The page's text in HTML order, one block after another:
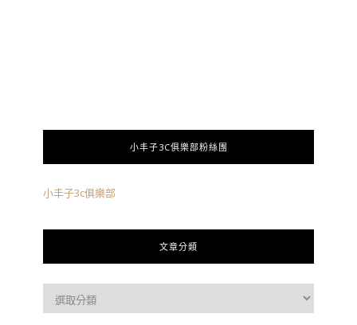
小丰子3C俱樂部粉絲團
小丰子3c俱樂部
文章分類